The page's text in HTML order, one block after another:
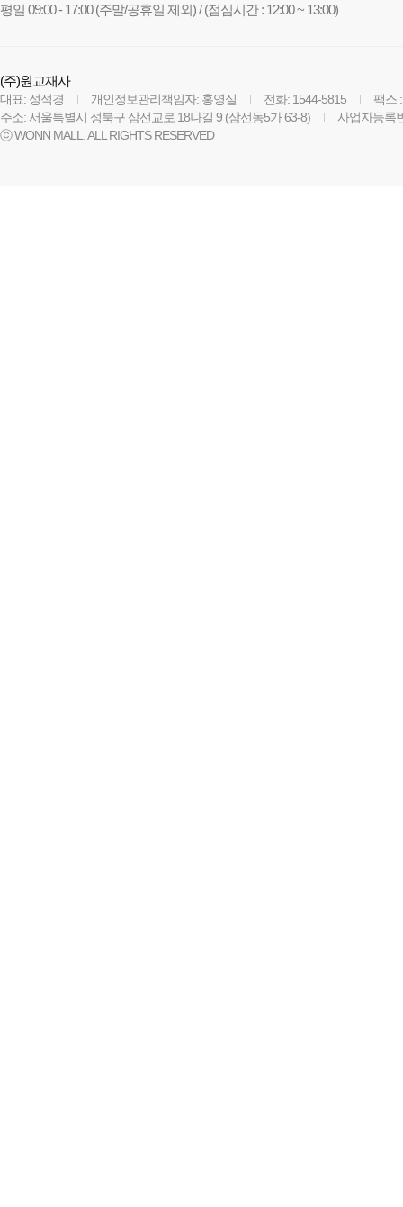
평일 09:00 - 17:00 (주말/공휴일 제외) / (점심시간 : 12:00 ~ 13:00)
(주)원교재사
대표: 성석경 개인정보관리책임자: 홍영실 전화: 1544-5815
팩스
주소: 서울특별시 성북구 삼선교로 18나길 9 (삼선동5가 63-8)
사업자등록
ⓒ WONN MALL. ALL RIGHTS RESERVED